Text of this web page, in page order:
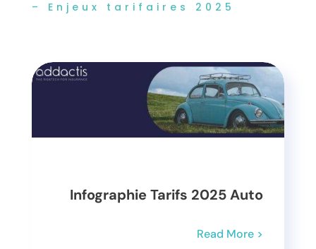
– Enjeux tarifaires 2025
Infographie Tarifs 2025 Auto
Read More >